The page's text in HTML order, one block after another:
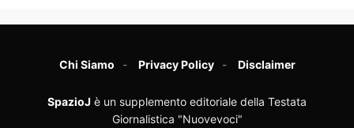
Chi Siamo Privacy Policy Disclaimer
SpazioJ è un supplemento editoriale della Testata
Giornalistica "Nuovevoci"